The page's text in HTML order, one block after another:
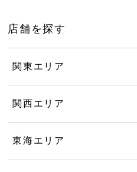
店舗を探す
関東エリア
関西エリア
東海エリア